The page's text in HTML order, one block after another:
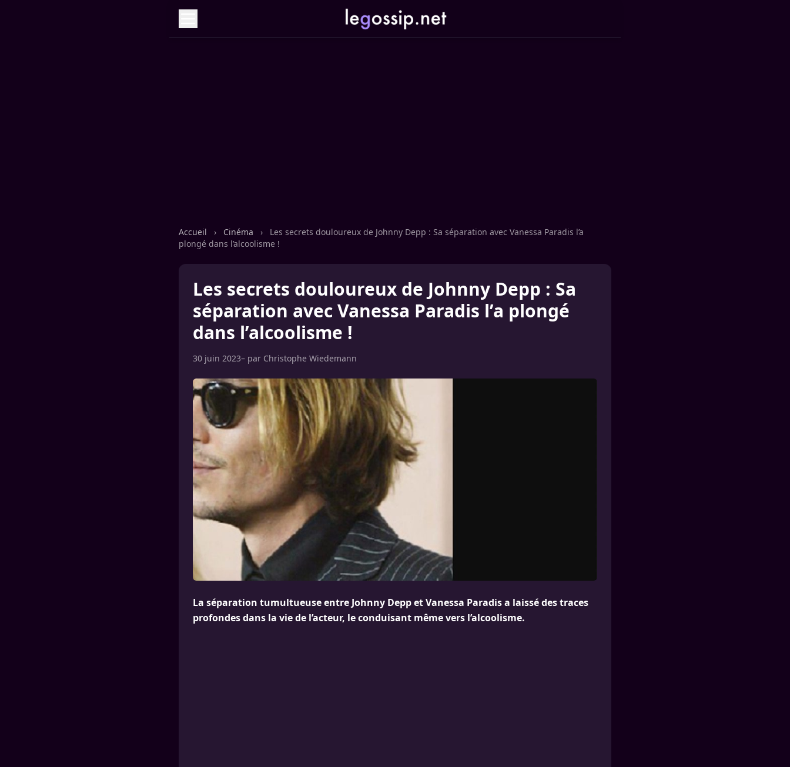
Accueil › Cinéma ›
Les secrets douloureux de Johnny Depp : Sa séparation avec Vanessa Paradis l’a
plongé dans l’alcoolisme !
Les secrets douloureux de Johnny Depp : Sa
séparation avec Vanessa Paradis l’a plongé
dans l’alcoolisme !
30 juin 2023– par Christophe Wiedemann
La séparation tumultueuse entre Johnny Depp et Vanessa Paradis a laissé des traces
profondes dans la vie de l’acteur, le conduisant même vers l’alcoolisme.